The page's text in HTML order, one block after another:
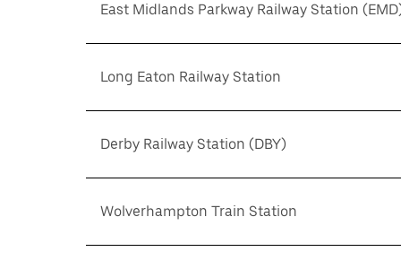
East Midlands Parkway Railway Station
Long Eaton Railway Station
Derby Railway Station (DBY)
Wolverhampton Train Station